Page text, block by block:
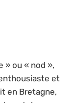
» ou « nod »,
et
en Bretagne,